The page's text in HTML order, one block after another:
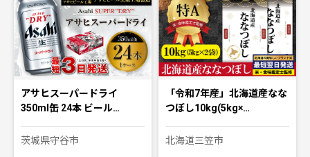
アサヒスーパードライ
350ml缶 24本 ビール…
茨城県守谷市
「令和7年産」北海道産なな
つぼし10kg(5kg×…
北海道三笠市